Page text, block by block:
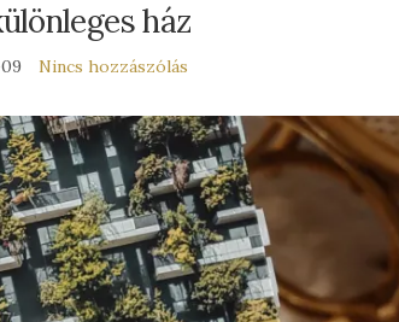
ház
Nincs hozzászólás